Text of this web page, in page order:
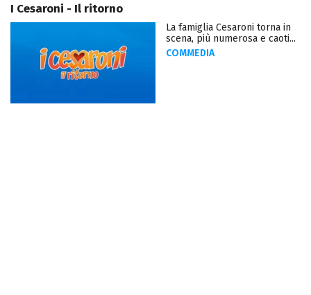
I Cesaroni - Il ritorno
La famiglia Cesaroni torna in
scena, più numerosa e caoti...
COMMEDIA